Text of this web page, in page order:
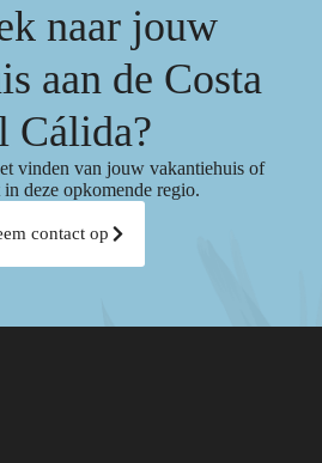
naar jouw
aan de Costa
Cálida?
vinden van jouw vakantiehuis of
in deze opkomende regio.
contact op